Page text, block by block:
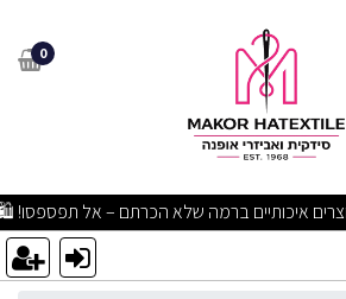
0
איכותיים ברמה שלא הכרתם – אל